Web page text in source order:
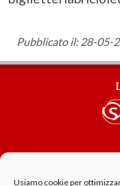
Usiamo cookie per
Pubblicato il: 28-05-